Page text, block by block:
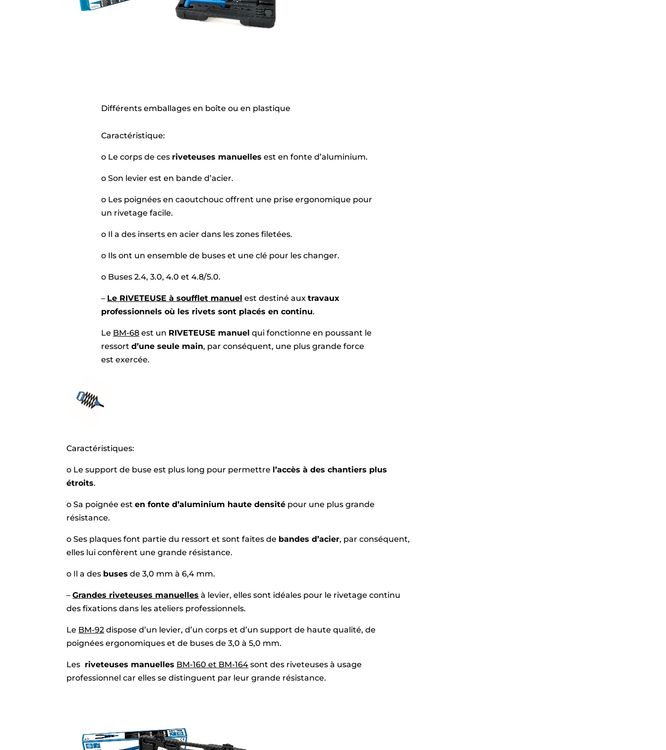
Différents emballages en boîte ou en plastique
Caractéristique:
o Le corps de ces riveteuses manuelles est en fonte d’aluminium.
o Son levier est en bande d’acier.
o Les poignées en caoutchouc offrent une prise ergonomique pour
un rivetage facile.
o Il a des inserts en acier dans les zones filetées.
o Ils ont un ensemble de buses et une clé pour les changer.
o Buses 2.4, 3.0, 4.0 et 4.8/5.0.
– Le RIVETEUSE à soufflet manuel est destiné auxtravaux
professionnels où les rivets sont placés en continu.
Le BM-68 est un RIVETEUSE manuel qui fonctionne en poussant le
ressortd’une seule main, par conséquent, une plus grande force
est exercée.
Caractéristiques:
o Le support de buse est plus long pour permettre l’accès à des chantiers plus
étroits.
o Sa poignée esten fonte d’aluminium haute densité pour une plus grande
résistance.
o Ses plaques font partie du ressort et sont faites de bandes d’acier, par conséquent,
elles lui confèrent une grande résistance.
o Il a des buses de 3,0 mm à 6,4 mm.
–Grandes riveteuses manuelles à levier, elles sont idéales pour le rivetage continu
des fixations dans les ateliers professionnels.
Le BM-92 dispose d’un levier, d’un corps et d’un support de haute qualité, de
poignées ergonomiques et de buses de 3,0 à 5,0 mm.
Les riveteuses manuelles BM-160 et BM-164 sont des riveteuses à usage
professionnel car elles se distinguent par leur grande résistance.